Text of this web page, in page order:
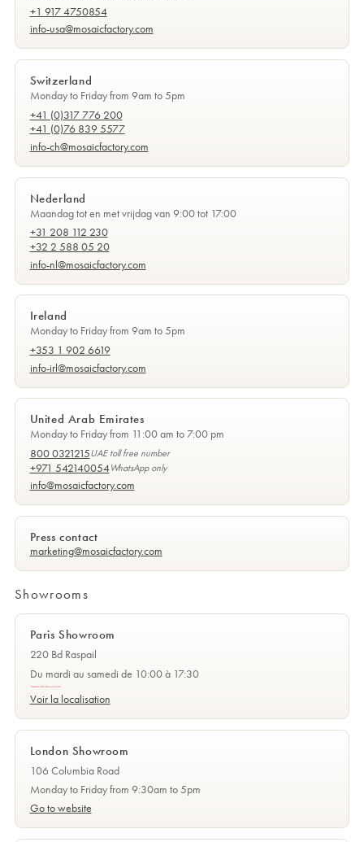
+1 917 4750854
info-usa@mosaicfactory.com
Switzerland
Monday to Friday from 9am to 5pm
+41 (0)317 776 200
+41 (0)76 839 5577
info-ch@mosaicfactory.com
Nederland
Maandag tot en met vrijdag van 9:00 tot 17:00
+31 208 112 230
+32 2 588 05 20
info-nl@mosaicfactory.com
Ireland
Monday to Friday from 9am to 5pm
+353 1 902 6619
info-irl@mosaicfactory.com
United Arab Emirates
Monday to Friday from 11:00 am to 7:00 pm
800 0321215UAE toll free number
+971 542140054WhatsApp only
info@mosaicfactory.com
Press contact
marketing@mosaicfactory.com
Showrooms
Paris Showroom
220 Bd Raspail
Du mardi au samedi de 10:00 à 17:30
*Fermé du 09/08 au 24/08
Voir la localisation
London Showroom
106 Columbia Road
Monday to Friday from 9:30am to 5pm
Go to website